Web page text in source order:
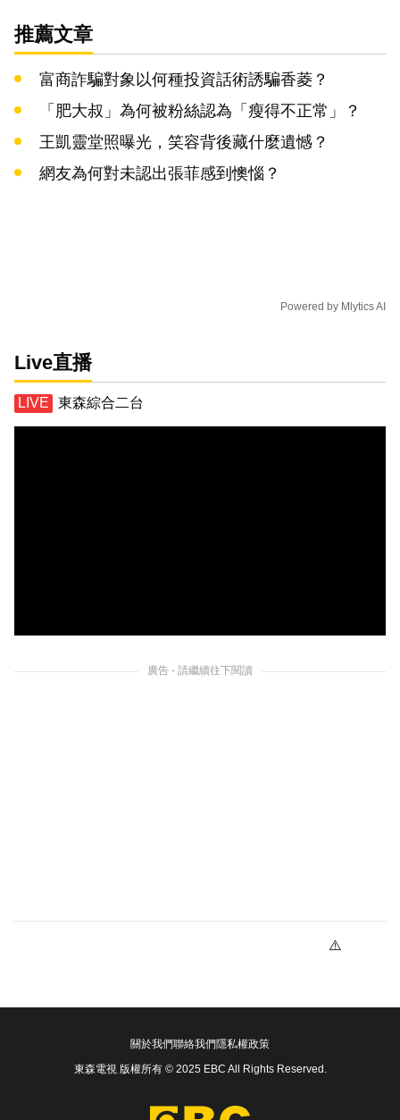
推薦文章
富商詐騙對象以何種投資話術誘騙香菱？
「肥大叔」為何被粉絲認為「瘦得不正常」？
王凱靈堂照曝光，笑容背後藏什麼遺憾？
網友為何對未認出張菲感到懊惱？
Powered by Mlytics AI
Live直播
東森綜合二台
廣告 - 請繼續往下閱讀
關於我們聯絡我們隱私權政策
東森電視 版權所有 © 2025 EBC All Rights Reserved.